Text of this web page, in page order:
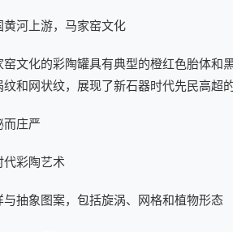
黄河上游，马家窑文化
窑文化的彩陶罐具有典型的橙红色胎体和
和网状纹，展现了新石器时代先民高超
而庄严
代彩陶艺术
与抽象图案，包括旋涡、网格和植物形态